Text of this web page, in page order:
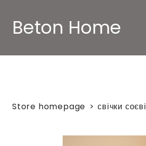
Beton Home
Store homepage свічки соєві